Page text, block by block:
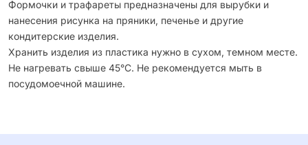
Формочки и трафареты предназначены для вырубки и
нанесения рисунка на пряники, печенье и другие
кондитерские изделия.
Хранить изделия из пластика нужно в сухом, темном месте.
Не нагревать свыше 45°С. Не рекомендуется мыть в
посудомоечной машине.